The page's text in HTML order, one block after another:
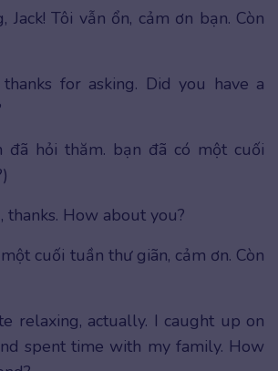
Jack! Tôi vẫn ổn, cảm ơn bạn. Còn
thanks for asking. Did you have a
đã hỏi thăm. bạn đã có một cuối
thanks. How about you?
cuối tuần thư giãn, cảm ơn. Còn
relaxing, actually. I caught up on
spent time with my family. How